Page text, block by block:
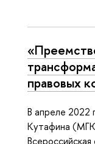
правовых
В апреле 2022
Кутафина
Всероссийская